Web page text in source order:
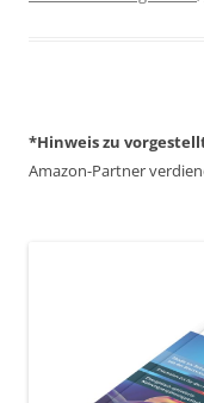
*Hinweis zu
Amazon-Partner